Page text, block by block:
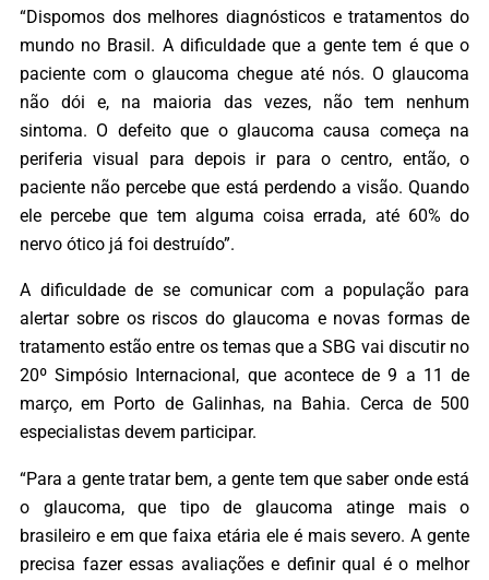
“Dispomos dos melhores diagnósticos e tratamentos do
mundo no Brasil. A dificuldade que a gente tem é que o
paciente com o glaucoma chegue até nós. O glaucoma
não dói e, na maioria das vezes, não tem nenhum
sintoma. O defeito que o glaucoma causa começa na
periferia visual para depois ir para o centro, então, o
paciente não percebe que está perdendo a visão. Quando
ele percebe que tem alguma coisa errada, até 60% do
nervo ótico já foi destruído”.
A dificuldade de se comunicar com a população para
alertar sobre os riscos do glaucoma e novas formas de
tratamento estão entre os temas que a SBG vai discutir no
20º Simpósio Internacional, que acontece de 9 a 11 de
março, em Porto de Galinhas, na Bahia. Cerca de 500
especialistas devem participar.
“Para a gente tratar bem, a gente tem que saber onde está
o glaucoma, que tipo de glaucoma atinge mais o
brasileiro e em que faixa etária ele é mais severo. A gente
precisa fazer essas avaliações e definir qual é o melhor